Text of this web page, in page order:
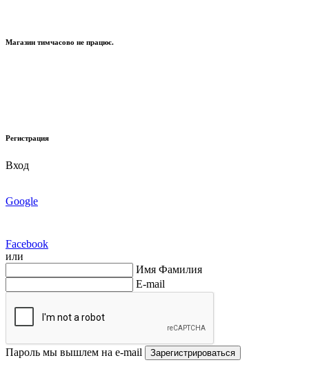
Магазин тимчасово не працює.
Регистрация
Вход
Google
Facebook
или
Имя Фамилия
E-mail
Пароль мы вышлем на e-mail Зарегистрироваться